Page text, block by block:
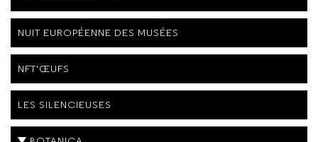
NUIT EUROPÉENNE DES MUSÉES
NFT'ŒUFS
LES SILENCIEUSES